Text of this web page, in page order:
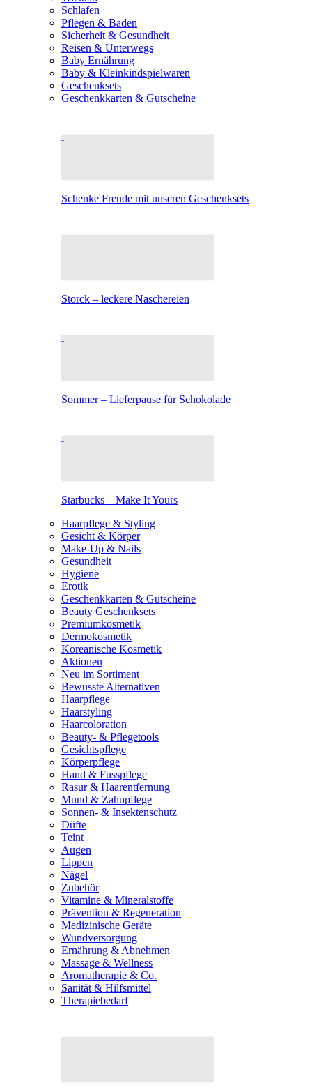
Schlafen
Pflegen & Baden
Sicherheit & Gesundheit
Reisen & Unterwegs
Baby Ernährung
Baby & Kleinkindspielwaren
Geschenksets
Geschenkkarten & Gutscheine
Schenke Freude mit unseren Geschenksets
Storck – leckere Naschereien
Sommer – Lieferpause für Schokolade
Starbucks – Make It Yours
Haarpflege & Styling
Gesicht & Körper
Make-Up & Nails
Gesundheit
Hygiene
Erotik
Geschenkkarten & Gutscheine
Beauty Geschenksets
Premiumkosmetik
Dermokosmetik
Koreanische Kosmetik
Aktionen
Neu im Sortiment
Bewusste Alternativen
Haarpflege
Haarstyling
Haarcoloration
Beauty- & Pflegetools
Gesichtspflege
Körperpflege
Hand & Fusspflege
Rasur & Haarentfernung
Mund & Zahnpflege
Sonnen- & Insektenschutz
Düfte
Teint
Augen
Lippen
Nägel
Zubehör
Vitamine & Mineralstoffe
Prävention & Regeneration
Medizinische Geräte
Wundversorgung
Ernährung & Abnehmen
Massage & Wellness
Aromatherapie & Co.
Sanität & Hilfsmittel
Therapiebedarf